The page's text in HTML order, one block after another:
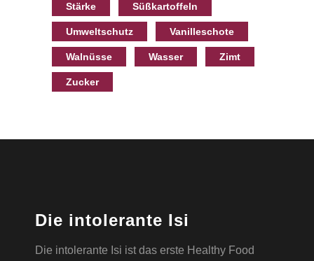
Stärke Süßkartoffeln
Umweltschutz Vanilleschote
Walnüsse Wasser Zimt
Zucker
Die intolerante Isi
Die intolerante Isi ist das erste Healthy Food